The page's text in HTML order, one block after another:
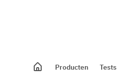
Producten Tests